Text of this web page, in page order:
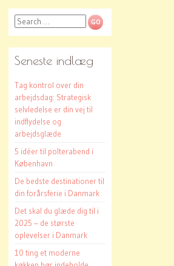
Search
Seneste indlæg
Tag kontrol over din
arbejdsdag: Strategisk
selvledelse er din vej til
indflydelse og
arbejdsglæde
5 idéer til polterabend i
København
De bedste destinationer til
din forårsferie i Danmark
Det skal du glæde dig til i
2025 – de største
oplevelser i Danmark
10 ting et moderne